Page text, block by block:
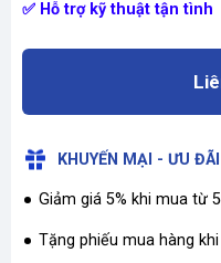
✅ Hỗ trợ kỹ thuật tận tình
KHUYẾN MẠI - ƯU ĐÃI
Giảm giá 5% khi mua từ
Tặng phiếu mua hàng